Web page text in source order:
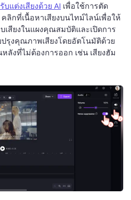
บแต่งเสียงด้วย AI เพื่อใช้การตัด
คลิกที่เนื้อหาเสียงบนไทม์ไลน์เพื่อให้
สียงในแผงคุณสมบัติและเปิดการ
ปรุงคุณภาพเสียงโดยอัตโนมัติด้วย
ลังที่ไม่ต้องการออก เช่น เสียงฮัม